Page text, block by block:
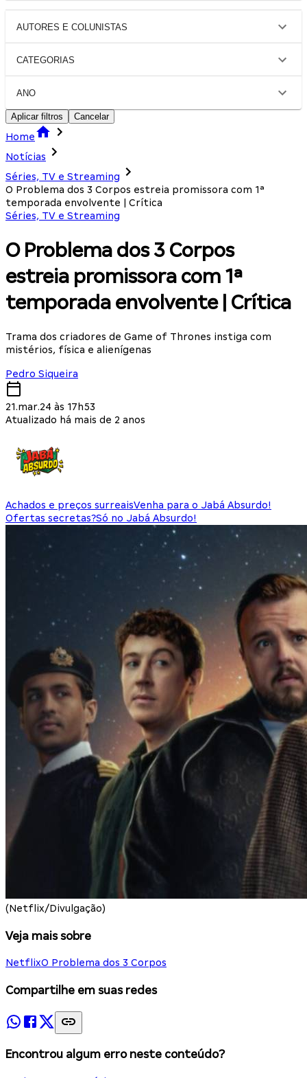
AUTORES E COLUNISTAS
CATEGORIAS
ANO
Aplicar filtros Cancelar
Home
Notícias
Séries, TV e Streaming
O Problema dos 3 Corpos estreia promissora com 1ª
temporada envolvente | Crítica
Séries, TV e Streaming
O Problema dos 3 Corpos
estreia promissora com 1ª
temporada envolvente | Crítica
Trama dos criadores de Game of Thrones instiga com
mistérios, física e alienígenas
Pedro Siqueira
21.mar.24 às 17h53
Atualizado há mais de 2 anos
Achados e preços surreaisVenha para o Jabá Absurdo!
Ofertas secretas?Só no Jabá Absurdo!
(Netflix/Divulgação)
Veja mais sobre
NetflixO Problema dos 3 Corpos
Compartilhe em suas redes
Encontrou algum erro neste conteúdo?